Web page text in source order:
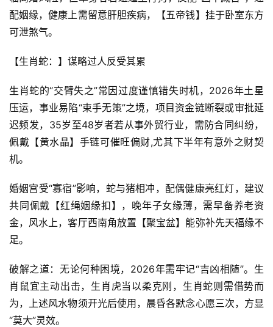
配姻缘，健康上需留意肝胆疾病，【五帝钱】挂于卧室东方
可泄煞气。
【生肖蛇：】谋略过人反受其累
生肖蛇的“交臂失之”常因过度谨慎错失时机，2026年土星
压运，事业易陷“束手无策”之境，项目资金链断裂或审批延
迟频发，35岁至48岁者若从事外贸行业，需防合同纠纷，
佩戴【黄水晶】手链可催旺偏财,尤其下半年有意外之财契
机。
婚姻宫受“寡宿”影响，蛇与猪相冲，配偶健康亮红灯，建议
共同佩戴【红绳姻缘扣】，晚年子女缘薄，需早备养老资
金，风水上，客厅西南角放置【聚宝盆】能弥补先天福缘不
足。
破解之道：无论何种困境，2026年需牢记“吉凶相随”。生
肖鼠宜主动出击，生肖虎当以柔克刚，生肖蛇则需借势而
为，上述风水物须开光后使用，晨昏各默念心愿三次，方显
“莫大”灵效。